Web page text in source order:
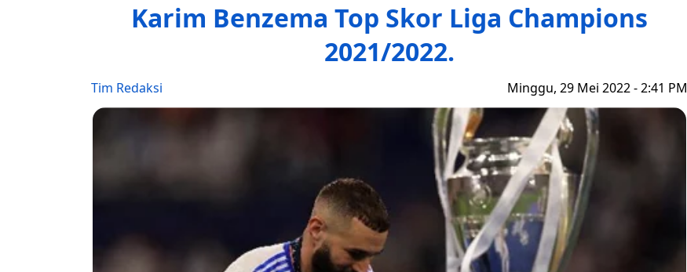
Karim Benzema Top Skor Liga Champions
2021/2022.
Tim Redaksi Minggu, 29 Mei 2022 - 2:41 PM